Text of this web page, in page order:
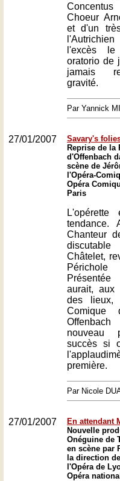
Choeur
et d'un
l'excès
oratorio de
jamais
gravité.
Par Yannick
27/01/2007
Savary's
Reprise de la
d'Offenbach
scène de
l'Opéra-
Opéra
Paris
L'opérette
tendance.
Chanteur
Châtelet,
aurait, aux
des lieux,
nouveau
succès si
première.
Par Nicole
27/01/2007
En attendant
Nouvelle
Onéguine de
en scène par
la direction
l'Opéra de
Opéra